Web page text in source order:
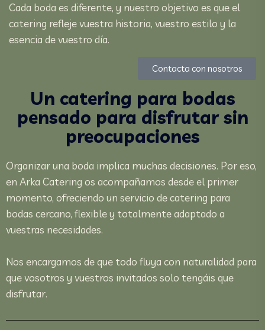
Cada boda es diferente, y nuestro objetivo es que el
catering refleje vuestra historia, vuestro estilo y la
esencia de vuestro día.
Contacta con nosotros
Un catering para bodas
pensado para disfrutar sin
preocupaciones
Organizar una boda implica muchas decisiones. Por eso,
en Arka Catering os acompañamos desde el primer
momento, ofreciendo un servicio de catering para
bodas cercano, flexible y totalmente adaptado a
vuestras necesidades.
Nos encargamos de que todo fluya con naturalidad para
que vosotros y vuestros invitados solo tengáis que
disfrutar.